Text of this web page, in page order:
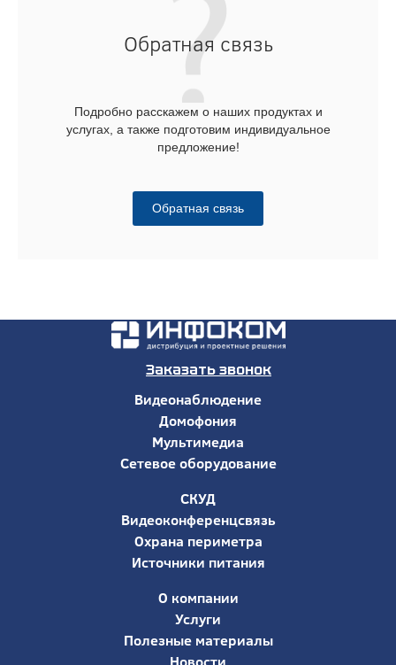
Обратная связь
Подробно расскажем о наших продуктах и
услугах, а также подготовим индивидуальное
предложение!
Обратная связь
Заказать звонок
Видеонаблюдение
Домофония
Мультимедиа
Сетевое оборудование
СКУД
Видеоконференцсвязь
Охрана периметра
Источники питания
О компании
Услуги
Полезные материалы